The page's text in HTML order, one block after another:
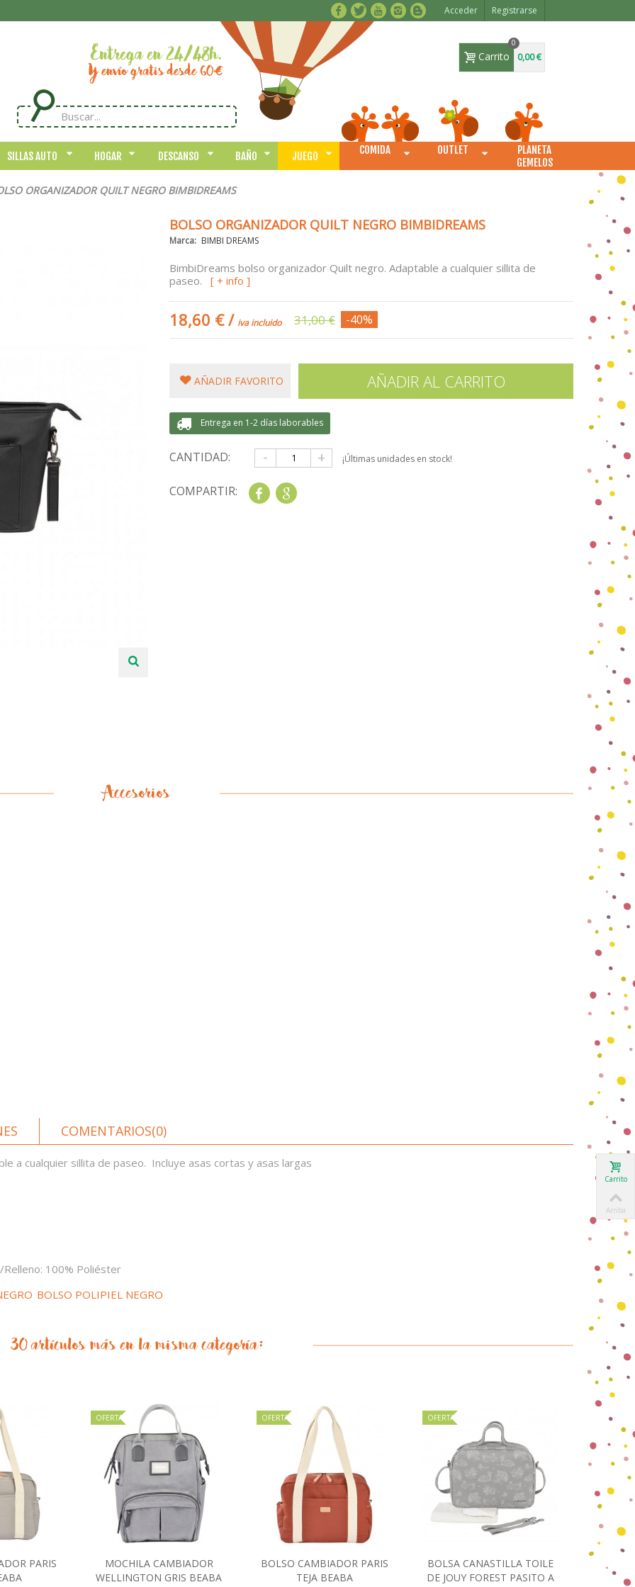
Acceder Registrarse
Carrito
0
0,00 €
SILLAS AUTO HOGAR DESCANSO BAÑO JUEGO COMIDA OUTLET
PLANETA
GEMELOS
ORGANIZADOR QUILT NEGRO BIMBIDREAMS
BOLSO ORGANIZADOR QUILT NEGRO BIMBIDREAMS
Marca: BIMBI DREAMS
BimbiDreams bolso organizador Quilt negro. Adaptable a cualquier sillita de
paseo.
[ + info ]
18,60 €/ iva incluido 31,00 € -40%
AÑADIR FAVORITO AÑADIR AL CARRITO
Entrega en 1-2 días laborables
CANTIDAD: - + ¡Últimas unidades en stock!
COMPARTIR: Share
Accesorios
COMENTARIOS(0)
a cualquier sillita de paseo. Incluye asas cortas y asas largas
100% Poliéster
BOLSO POLIPIEL NEGRO
30 artículos más en la misma categoría:
carritoPARIS
OFERTA
Añadir al carrito
MOCHILA CAMBIADOR
WELLINGTON GRIS BEABA
OFERTA
Añadir al carrito
BOLSO CAMBIADOR PARIS
TEJA BEABA
OFERTA
Añadir al carrito
BOLSA CANASTILLA TOILE
DE JOUY FOREST PASITO A
OFERTA
Carrito
Arriba